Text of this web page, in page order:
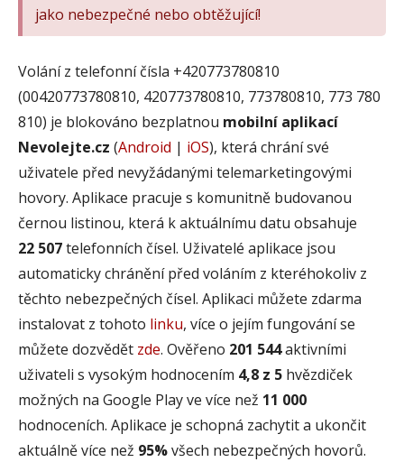
jako nebezpečné nebo obtěžující!
Volání z telefonní čísla +420773780810
(00420773780810, 420773780810, 773780810, 773 780
810) je blokováno bezplatnou mobilní aplikací
Nevolejte.cz (Android | iOS), která chrání své
uživatele před nevyžádanými telemarketingovými
hovory. Aplikace pracuje s komunitně budovanou
černou listinou, která k aktuálnímu datu obsahuje
22 507telefonních čísel. Uživatelé aplikace jsou
automaticky chránění před voláním z kteréhokoliv z
těchto nebezpečných čísel. Aplikaci můžete zdarma
instalovat z tohoto linku, více o jejím fungování se
můžete dozvědět zde. Ověřeno 201 544aktivními
uživateli s vysokým hodnocením 4,8 z 5 hvězdiček
možných na Google Play ve více než 11 000
hodnoceních. Aplikace je schopná zachytit a ukončit
aktuálně více než 95%všech nebezpečných hovorů.